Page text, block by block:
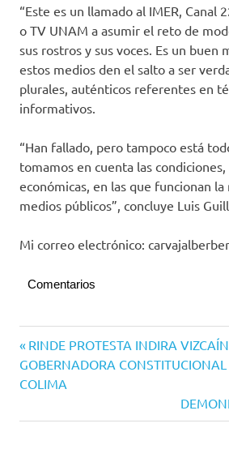
“Este es un llamado al IMER, Canal
o TV UNAM a asumir el reto de
sus rostros y sus voces. Es un buen
estos medios den el salto a ser
plurales, auténticos referentes en
informativos.
“Han fallado, pero tampoco está
tomamos en cuenta las
económicas, en las que funcionan
medios públicos”, concluye Luis
Mi correo electrónico:
Comentarios
Navegación
de
Entrada
anterior:
RINDE PROTESTA INDIRA
GOBERNADORA
COLIMA
entrada: